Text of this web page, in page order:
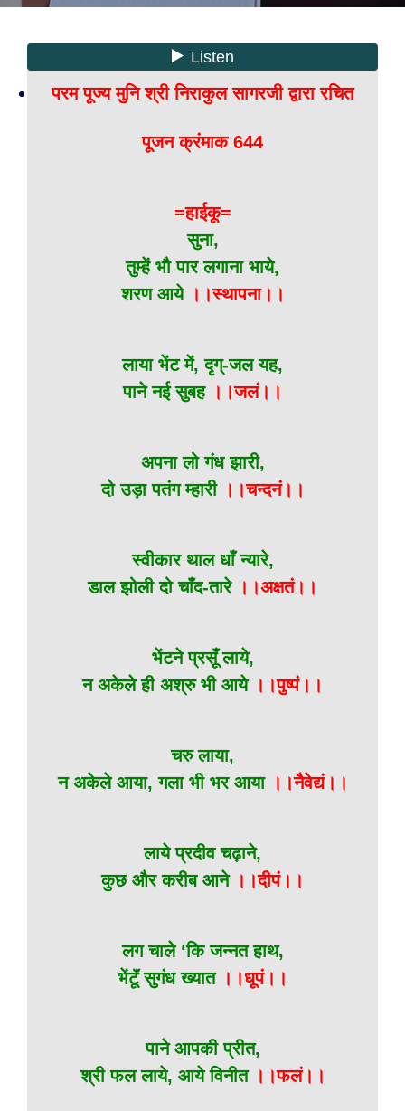
परम पूज्य मुनि श्री निराकुल सागरजी द्वारा रचित
पूजन क्रंमाक 644
=हाईकू=
सुना,
तुम्हें भौ पार लगाना भाये,
शरण आये ।।स्थापना।।
लाया भेंट में, दृग्-जल यह,
पाने नई सुबह ।।जलं।।
अपना लो गंध झारी,
दो उड़ा पतंग म्हारी ।।चन्दनं।।
स्वीकार थाल धाँ न्यारे,
डाल झोली दो चाँद-तारे।।अक्षतं।।
भेंटने प्रसूँ लाये,
न अकेले ही अश्रु भी आये ।।पुष्पं।।
चरु लाया,
न अकेले आया, गला भी भर आया ।।नैवेद्यं।।
लाये प्रदीव चढ़ाने,
कुछ और करीब आने।।दीपं।।
लग चाले ‘कि जन्नत हाथ,
भेंटूॅं सुगंध ख्यात ।।धूपं।।
पाने आपकी प्रीत,
श्री फल लाये, आये विनीत ।।फलं।।